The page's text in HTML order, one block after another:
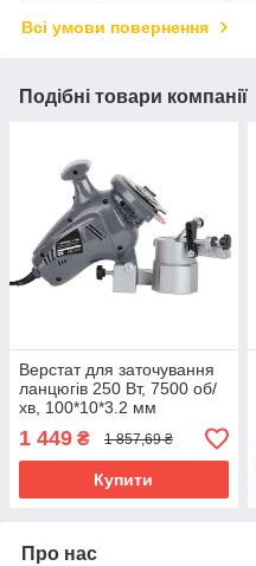
Всі умови повернення
Подібні товари компанії
Верстат для заточування
ланцюгів 250 Вт, 7500 об/
хв, 100*10*3.2 мм
INTERTOOL DT-0850 mst
mst
1 449 ₴ 1 857,69 ₴
Купити
Про нас